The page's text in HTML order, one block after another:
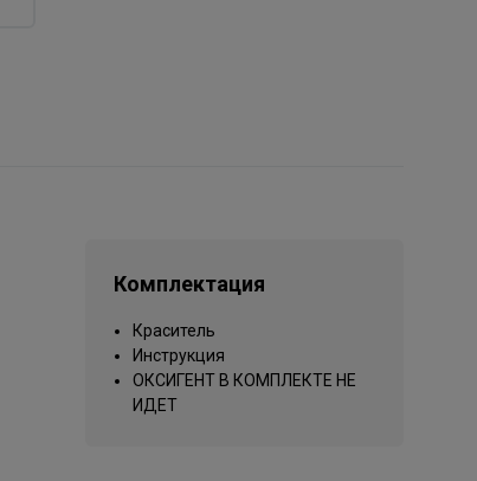
Комплектация
Краситель
Инструкция
ОКСИГЕНТ В КОМПЛЕКТЕ НЕ
ИДЕТ